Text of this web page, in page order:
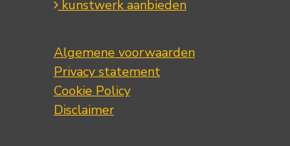
kunstwerk aanbieden
Algemene voorwaarden
Privacy statement
Cookie Policy
Disclaimer